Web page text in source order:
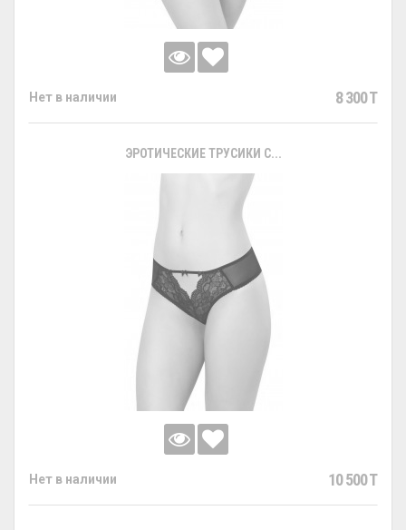
Нет в наличии 8 300 T
ЭРОТИЧЕСКИЕ ТРУСИКИ С...
Нет в наличии 10 500 T